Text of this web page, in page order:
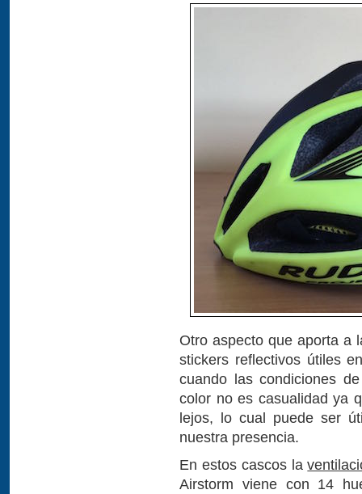
Otro aspecto que aporta a
stickers reflectivos útiles
cuando las condiciones
color no es casualidad ya
lejos, lo cual puede ser
nuestra presencia.
En estos cascos la
Airstorm viene con 14